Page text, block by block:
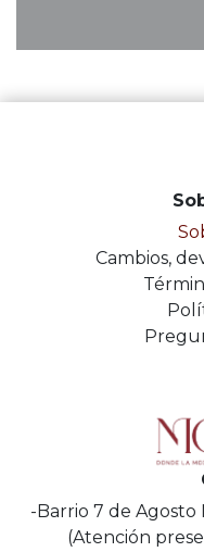
Cambios,
-Barrio 7 de Agosto
(Atención